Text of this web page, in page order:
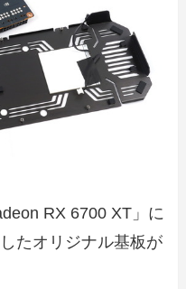
RX 6700 XT」に
たオリジナル基板が